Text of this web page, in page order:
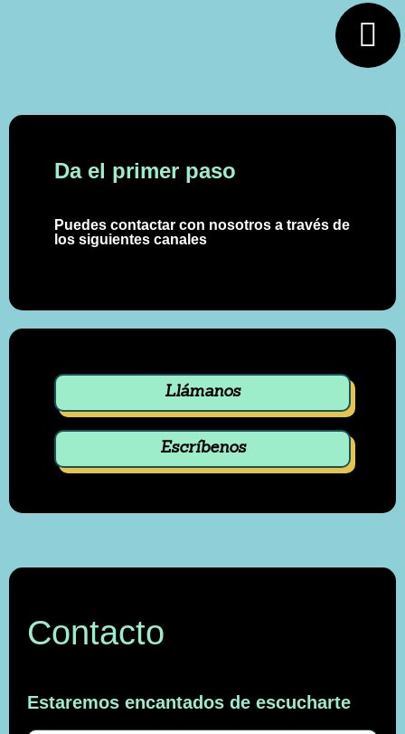
Da el primer paso
Puedes contactar con nosotros a través de
los siguientes canales
Llámanos
Escríbenos
Contacto
Estaremos encantados de escucharte